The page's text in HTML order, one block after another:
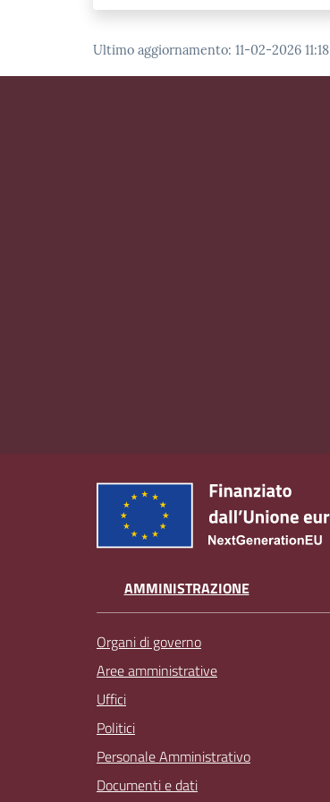
Ultimo aggiornamento: 11-02-2026 11:18
AMMINISTRAZIONE
Organi di governo
Aree amministrative
Uffici
Politici
Personale Amministrativo
Documenti e dati